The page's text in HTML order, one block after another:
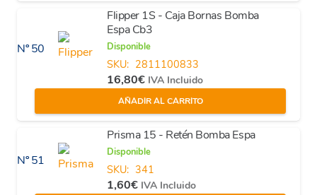
Nº 50
Flipper 1S - Caja Bornas Bomba
Espa Cb3
Disponible
SKU: 2811100833
16,80€ IVA Incluido
AÑADIR AL CARRITO
Nº 51
Prisma 15 - Retén Bomba Espa
Disponible
SKU: 341
1,60€ IVA Incluido